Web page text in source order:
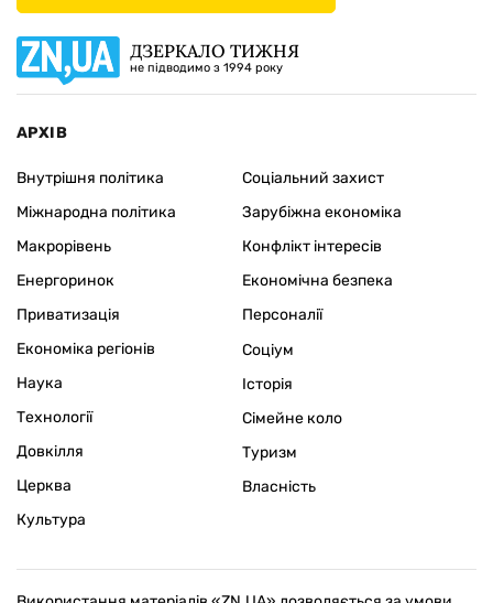
ДЗЕРКАЛО ТИЖНЯ
не підводимо з 1994 року
АРХІВ
Внутрішня політика
Міжнародна політика
Макрорівень
Енергоринок
Приватизація
Економіка регіонів
Соціальний захист
Зарубіжна економіка
Конфлікт інтересів
Економічна безпека
Персоналії
Наука
Технології
Довкілля
Церква
Культура
Соціум
Історія
Сімейне коло
Туризм
Власність